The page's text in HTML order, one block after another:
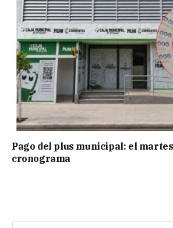
Pago del plus municipal: el
cronograma